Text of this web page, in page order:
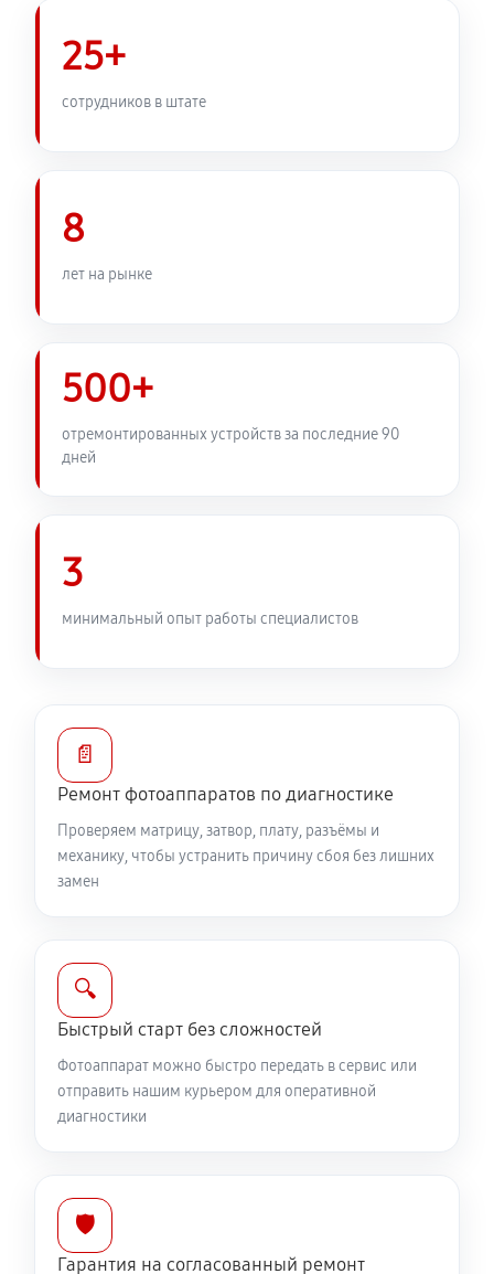
Замена дисплея (экрана)
2530 руб
Замена устройства стабилизации
3280 руб
Замена задней панели
Замена диска управления
Юстировка фотоаппарата Canon EOS C400
Комплексная чистка фотоаппарата Canon EOS C400
Программный ремонт фотоаппарата Canon EOS
C400
3340 руб 60 минут
25+
сотрудников в штате
8
лет на рынке
500+
отремонтированных устройств за последние 90
дней
3
минимальный опыт работы специалистов
📄
Ремонт фотоаппаратов по диагностике
Проверяем матрицу, затвор, плату, разъёмы и
механику, чтобы устранить причину сбоя без лишних
замен
🔍
Быстрый старт без сложностей
Фотоаппарат можно быстро передать в сервис или
отправить нашим курьером для оперативной
диагностики
🛡️
Гарантия на согласованный ремонт